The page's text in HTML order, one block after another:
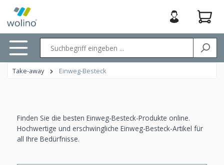
springen
Take-away Einweg-Besteck
Finden Sie die besten Einweg-Besteck-Produkte online.
Hochwertige und erschwingliche Einweg-Besteck-Artikel für
all Ihre Bedürfnisse.